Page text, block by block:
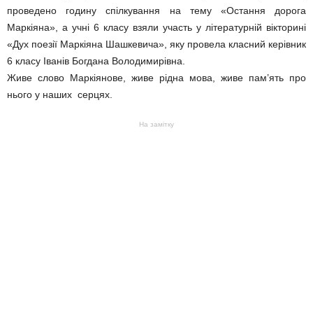
проведено годину спілкування на тему «Остання дорога
Маркіяна», а учні 6 класу взяли участь у літературній вікторині
«Дух поезії Маркіяна Шашкевича», яку провела класний керівник
6 класу Іванів Богдана Володимирівна.
Живе слово Маркіянове, живе рідна мова, живе пам’ять про
нього у наших серцях.
На замітку